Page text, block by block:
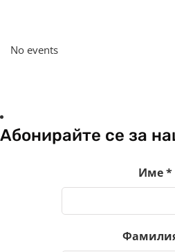
No events
Абонирайте се за
Име*